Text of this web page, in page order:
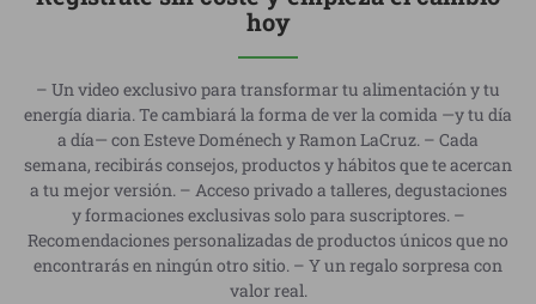
hoy
– Un video exclusivo para transformar tu alimentación y tu
energía diaria. Te cambiará la forma de ver la comida —y tu día
a día— con Esteve Doménech y Ramon LaCruz. – Cada
semana, recibirás consejos, productos y hábitos que te acercan
a tu mejor versión. – Acceso privado a talleres, degustaciones
y formaciones exclusivas solo para suscriptores. –
Recomendaciones personalizadas de productos únicos que no
encontrarás en ningún otro sitio. – Y un regalo sorpresa con
valor real.